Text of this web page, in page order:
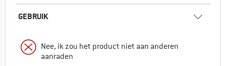
GEBRUIK
Nee, ik zou het product niet aan anderen
aanraden